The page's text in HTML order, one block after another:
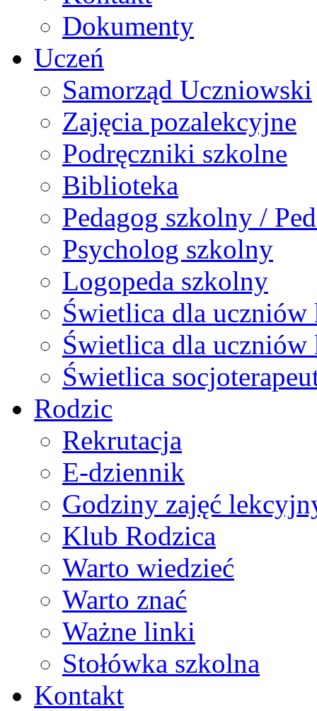
Dokumenty
Uczeń
Samorząd Uczniowski
Zajęcia pozalekcyjne
Podręczniki szkolne
Biblioteka
Pedagog szkolny /
Psycholog szkolny
Logopeda szkolny
Świetlica dla uczniów
Świetlica dla
Świetlica
Rodzic
Rekrutacja
E-dziennik
Godziny zajęć
Klub Rodzica
Warto wiedzieć
Warto znać
Ważne linki
Stołówka szkolna
Kontakt